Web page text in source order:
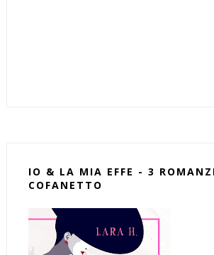
IO & LA MIA EFFE - 3
COFANETTO